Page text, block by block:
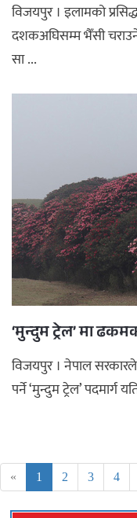
विजयपुर । इलामको
दशकअघिसम्म भैँसी चराउने
सा ...
‘मुन्दुम ट्रेल’ मा
विजयपुर । नेपाल सरकारले
पर्ने ‘मुन्दुम ट्रेल’
« 1 2 3 4